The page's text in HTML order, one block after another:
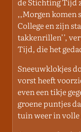
,,Morgen komen
College en zijn
takkenrillen’’,
Tijd, die het
Sneeuwklokjes
vorst heeft
even een tikje
groene puntjes
tuin weer in